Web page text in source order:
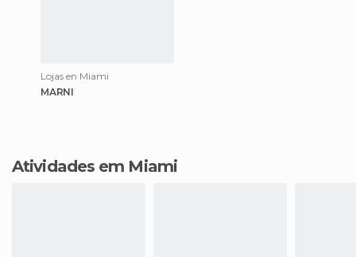
Lojas en Miami
MARNI
Atividades em Miami